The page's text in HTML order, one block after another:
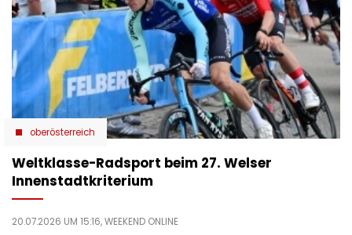
oberösterreich
Weltklasse-Radsport beim 27. Welser
Innenstadtkriterium
20.07.2026 UM 15:16,WEEKEND ONLINE